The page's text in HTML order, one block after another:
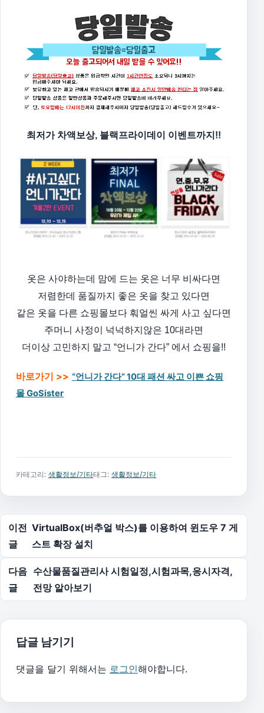
최저가 차액보상, 블랙프라이데이 이벤트까지!!
옷은 사야하는데 맘에 드는 옷은 너무 비싸다면
저렴한데 품질까지 좋은 옷을 찾고 있다면
같은 옷을 다른 쇼핑몰보다 훠얼씬 싸게 사고 싶다면
주머니 사정이 넉넉하지않은 10대라면
더이상 고민하지 말고 “언니가 간다” 에서 쇼핑을!!
바로가기 >> “언니가 간다” 10대 패션 싸고 이쁜 쇼핑
몰 GoSister
카테고리: 생활정보/기타태그: 생활정보/기타
글 탐색
이전
글
VirtualBox(버추얼 박스)를 이용하여 윈도우 7 게
스트 확장 설치
다음
글
수산물품질관리사 시험일정,시험과목,응시자격,
전망 알아보기
답글 남기기
댓글을 달기 위해서는 로그인해야합니다.